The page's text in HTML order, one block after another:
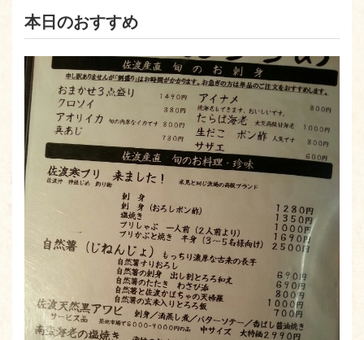
本日のおすすめ